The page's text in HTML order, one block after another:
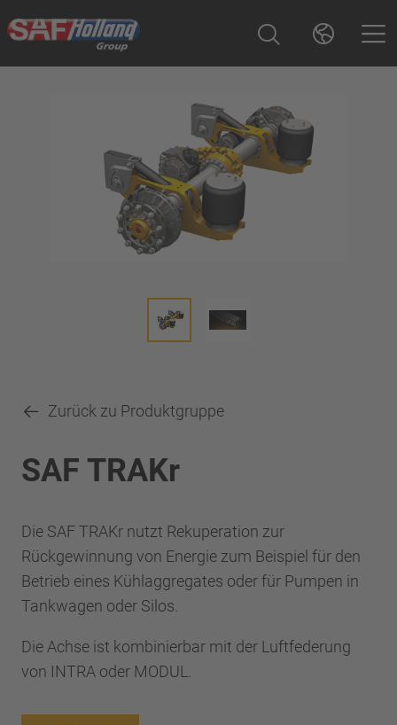
Zurück zu Produktgruppe
SAF TRAKr
Die SAF TRAKr nutzt Rekuperation zur
Rückgewinnung von Energie zum Beispiel für den
Betrieb eines Kühlaggregates oder für Pumpen in
Tankwagen oder Silos.
Die Achse ist kombinierbar mit der Luftfederung
von INTRA oder MODUL.